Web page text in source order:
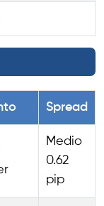
Spread
Medio
0.62
pip